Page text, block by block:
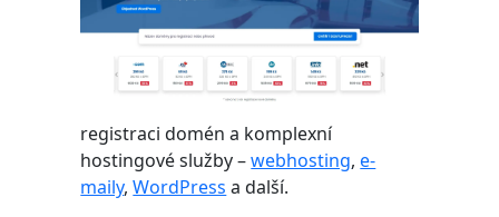
registraci domén a komplexní
hostingové služby –webhosting,e-
maily,WordPress a další.